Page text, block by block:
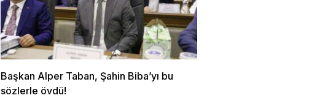
Başkan Alper Taban, Şahin Biba’yı bu
sözlerle övdü!